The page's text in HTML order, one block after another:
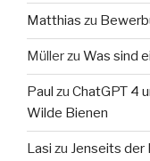
Matthias zu
Müllerzu Was sind
Paul zu ChatGPT 4
Wilde Bienen
Lasi zu Jenseits der